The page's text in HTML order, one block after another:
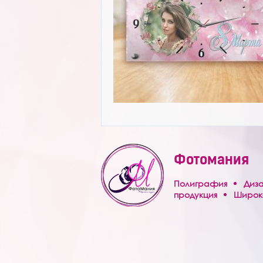
Фотомания
Полиграфия
продукция